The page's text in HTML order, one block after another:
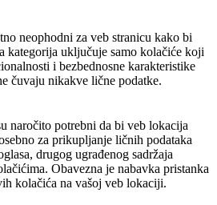
neophodni za veb stranicu kako bi
kategorija uključuje samo kolačiće koji
i bezbednosne karakteristike
čuvaju nikakve lične podatke.
naročito potrebni da bi veb lokacija
za prikupljanje ličnih podataka
drugog ugrađenog sadržaja
Obavezna je nabavka pristanka
kolačića na vašoj veb lokaciji.